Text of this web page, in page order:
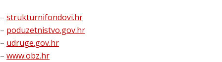
– strukturnifondovi.hr
– poduzetnistvo.gov.hr
– udruge.gov.hr
– www.obz.hr